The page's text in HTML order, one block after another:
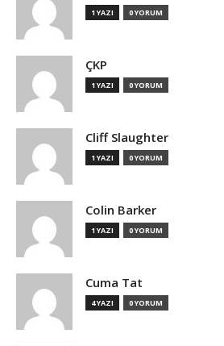
1 YAZI 0 YORUM
ÇKP
1 YAZI 0 YORUM
Cliff Slaughter
1 YAZI 0 YORUM
Colin Barker
1 YAZI 0 YORUM
Cuma Tat
4 YAZI 0 YORUM